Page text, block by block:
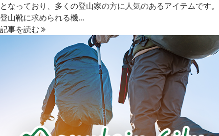
となっており、多くの登山家の方に人気のあるアイテムです。
登山靴に求められる機…
記事を読む